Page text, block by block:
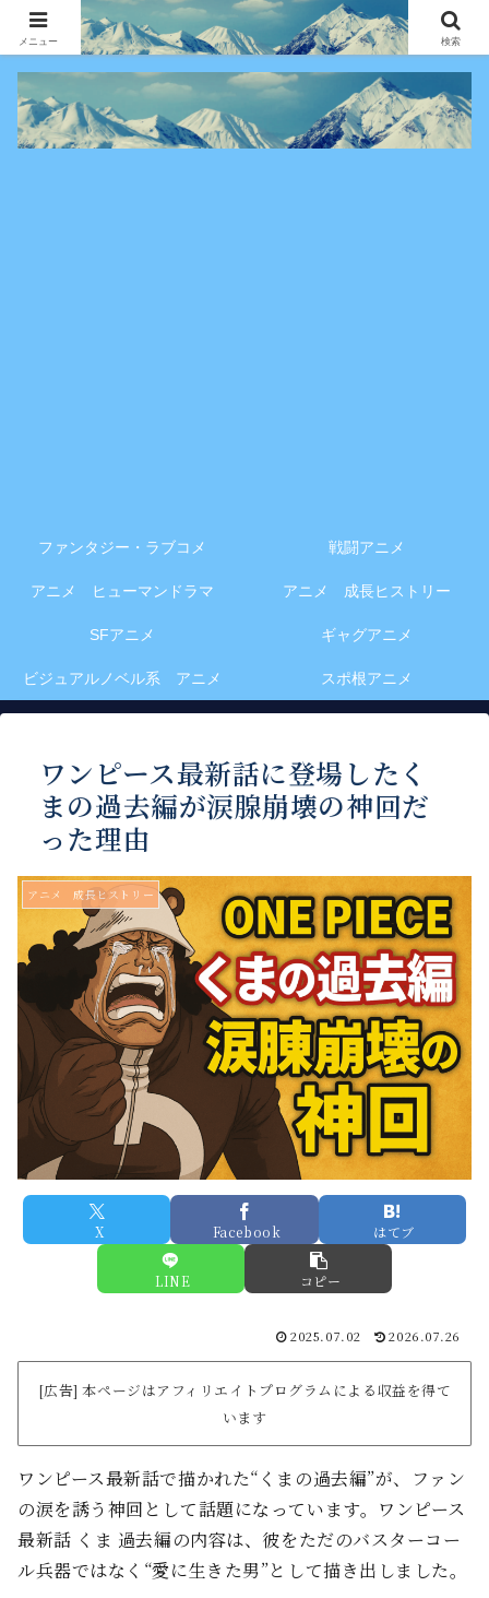
アニメ・漫画・VOD作品の見どころ、配信情報、登場人物や物語の考察を、作
品別・ジャンル別に分かりやすく紹介する専門ブログです。
ファンタジー・ラブコメ 戦闘アニメ
アニメ ヒューマンドラマ アニメ 成長ヒストリー
SFアニメ ギャグアニメ
ビジュアルノベル系 アニメ スポ根アニメ
ワンピース最新話に登場したく
まの過去編が涙腺崩壊の神回だ
った理由
アニメ 成長ヒストリー
X Facebook はてブ
LINE コピー
2025.07.02 2026.07.26
[広告] 本ページはアフィリエイトプログラムによる収益を得て
います
ワンピース最新話で描かれた“くまの過去編”が、ファン
の涙を誘う神回として話題になっています。ワンピース
最新話 くま 過去編の内容は、彼をただのバスターコー
ル兵器ではなく“愛に生きた男”として描き出しました。
メニュー 検索